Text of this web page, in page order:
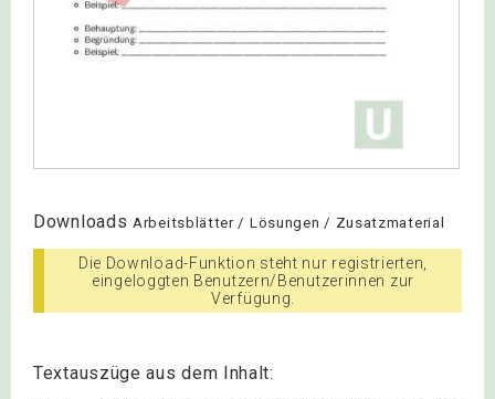
Downloads Arbeitsblätter / Lösungen / Zusatzmaterial
Die Download-Funktion steht nur registrierten,
eingeloggten Benutzern/Benutzerinnen zur
Verfügung.
Textauszüge aus dem Inhalt: